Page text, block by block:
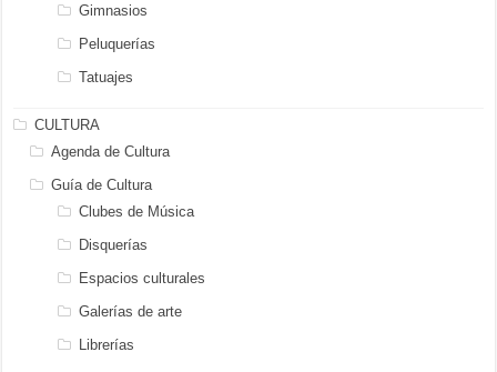
Gimnasios
Peluquerías
Tatuajes
CULTURA
Agenda de Cultura
Guía de Cultura
Clubes de Música
Disquerías
Espacios culturales
Galerías de arte
Librerías